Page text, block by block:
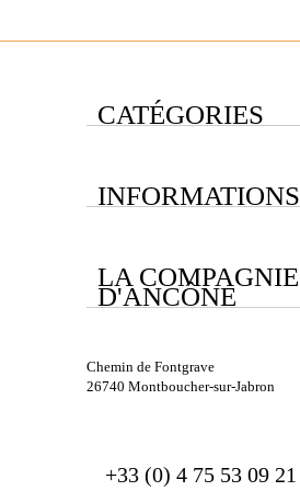
CATÉGORIES
INFORMATIONS
LA COMPAGNIE
D'ANCÔNE
Chemin de Fontgrave
26740 Montboucher-sur-Jabron
+33 (0) 4 75 53 09 21